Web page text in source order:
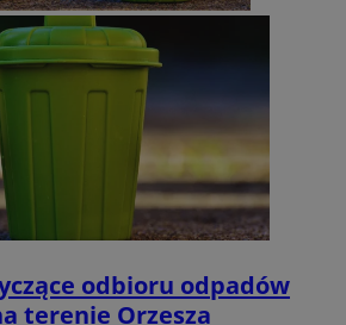
odbioru odpadów
terenie Orzesza